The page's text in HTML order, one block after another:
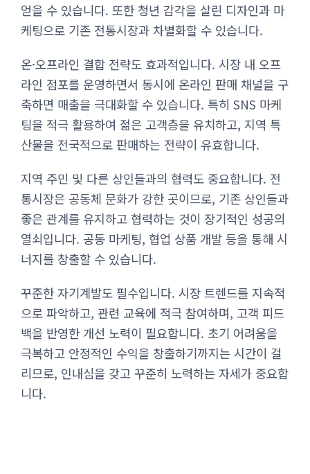
얻을 수 있습니다. 또한 청년 감각을 살린 디자인과 마
케팅으로 기존 전통시장과 차별화할 수 있습니다.
온·오프라인 결합 전략도 효과적입니다. 시장 내 오프
라인 점포를 운영하면서 동시에 온라인 판매 채널을 구
축하면 매출을 극대화할 수 있습니다. 특히 SNS 마케
팅을 적극 활용하여 젊은 고객층을 유치하고, 지역 특
산물을 전국적으로 판매하는 전략이 유효합니다.
지역 주민 및 다른 상인들과의 협력도 중요합니다. 전
통시장은 공동체 문화가 강한 곳이므로, 기존 상인들과
좋은 관계를 유지하고 협력하는 것이 장기적인 성공의
열쇠입니다. 공동 마케팅, 협업 상품 개발 등을 통해 시
너지를 창출할 수 있습니다.
꾸준한 자기계발도 필수입니다. 시장 트렌드를 지속적
으로 파악하고, 관련 교육에 적극 참여하며, 고객 피드
백을 반영한 개선 노력이 필요합니다. 초기 어려움을
극복하고 안정적인 수익을 창출하기까지는 시간이 걸
리므로, 인내심을 갖고 꾸준히 노력하는 자세가 중요합
니다.